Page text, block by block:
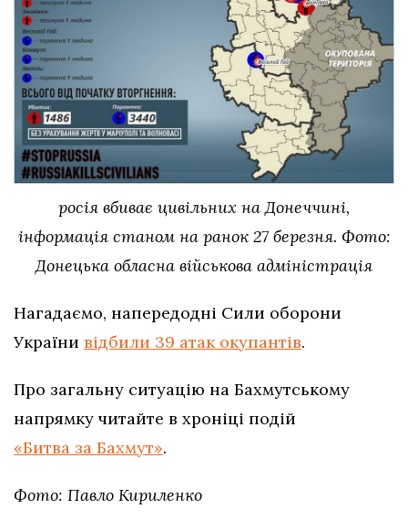
росія вбиває цивільних на Донеччині,
інформація станом на ранок 27 березня. Фото:
Донецька обласна військова адміністрація
Нагадаємо, напередодні Сили оборони
України відбили 39 атак окупантів.
Про загальну ситуацію на Бахмутському
напрямку читайте в хроніці подій
«Битва за Бахмут».
Фото: Павло Кириленко